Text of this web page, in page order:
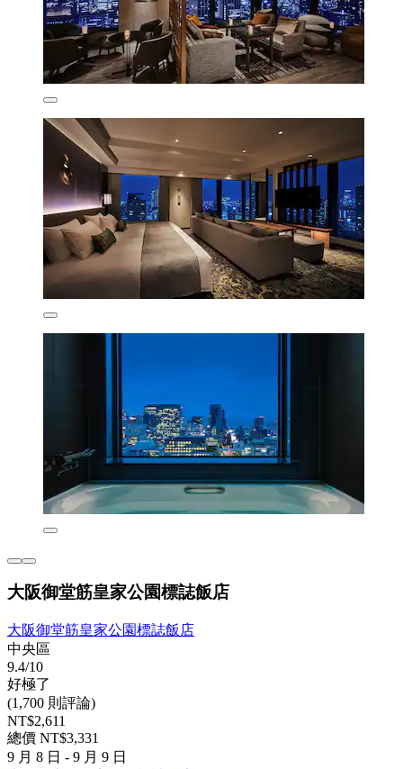
大阪御堂筋皇家公園標誌飯店
大阪御堂筋皇家公園標誌飯店
中央區
9.4/10
好極了
(1,700 則評論)
NT$2,611
總價 NT$3,331
9 月 8 日 - 9 月 9 日